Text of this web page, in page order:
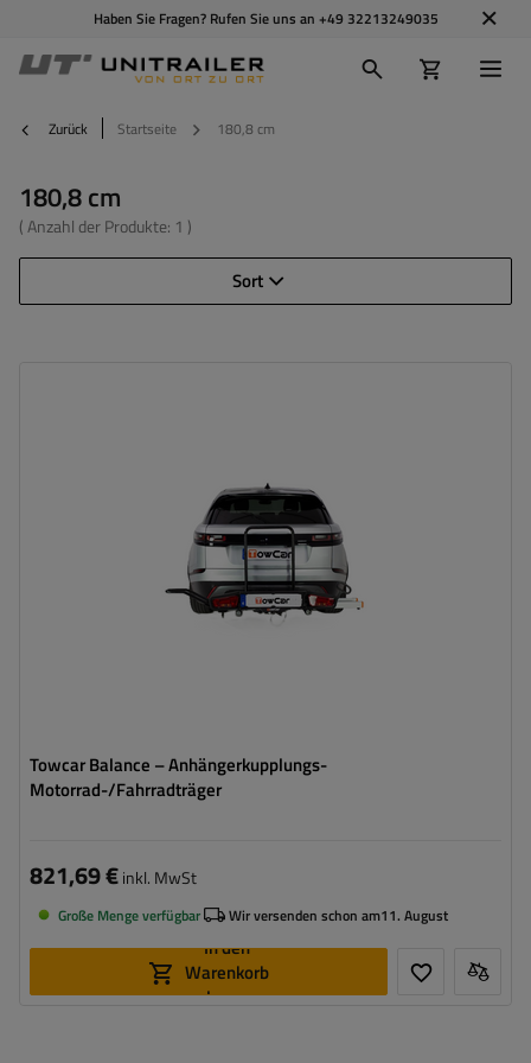
Haben Sie Fragen? Rufen Sie uns an +49 32213249035
Zurück Startseite 180,8 cm
180,8 cm
( Anzahl der Produkte: 1 )
Sort
Towcar Balance – Anhängerkupplungs-
Motorrad-/Fahrradträger
auf Haken
stalowa konstrukcja
821,69 €inkl. MwSt
Große Menge verfügbar Wir versenden schon am11. August
In den
Warenkorb
legen